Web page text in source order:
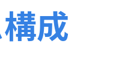
成